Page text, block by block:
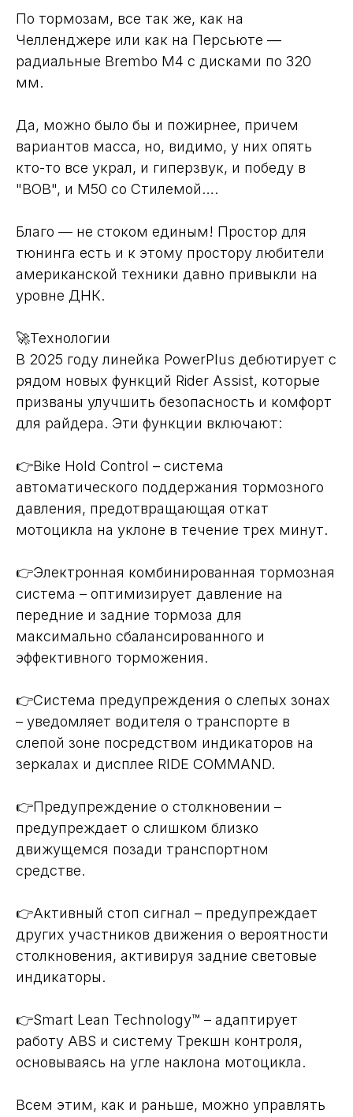
По тормозам, все так же, как на
Челленджере или как на Персьюте —
радиальные Brembo M4 c дисками по 320
мм.
Да, можно было бы и пожирнее, причем
вариантов масса, но, видимо, у них опять
кто-то все украл, и гиперзвук, и победу в
"ВОВ", и M50 со Стилемой….
Благо — не стоком единым! Простор для
тюнинга есть и к этому простору любители
американской техники давно привыкли на
уровне ДНК.
🚀Технологии
В 2025 году линейка PowerPlus дебютирует с
рядом новых функций Rider Assist, которые
призваны улучшить безопасность и комфорт
для райдера. Эти функции включают:
👉Bike Hold Control – система
автоматического поддержания тормозного
давления, предотвращающая откат
мотоцикла на уклоне в течение трех минут.
👉Электронная комбинированная тормозная
система – оптимизирует давление на
передние и задние тормоза для
максимально сбалансированного и
эффективного торможения.
👉Система предупреждения о слепых зонах
– уведомляет водителя о транспорте в
слепой зоне посредством индикаторов на
зеркалах и дисплее RIDE COMMAND.
👉Предупреждение о столкновении –
предупреждает о слишком близко
движущемся позади транспортном
средстве.
👉Активный стоп сигнал – предупреждает
других участников движения о вероятности
столкновения, активируя задние световые
индикаторы.
👉Smart Lean Technology™ – адаптирует
работу ABS и систему Трекшн контроля,
основываясь на угле наклона мотоцикла.
Всем этим, как и раньше, можно управлять